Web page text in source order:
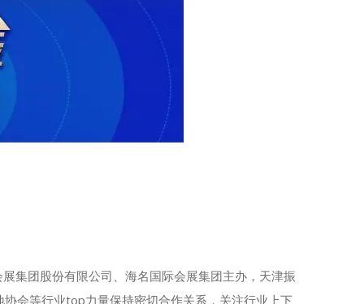
集团股份有限公司、海名国际会展集团主办，天津振
会等行业top力量保持密切合作关系，关注行业上下